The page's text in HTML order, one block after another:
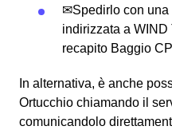
✉Spedirlo con una
indirizzata a WIND
recapito Baggio
In alternativa, è anche
Ortucchio chiamando il
comunicandolo